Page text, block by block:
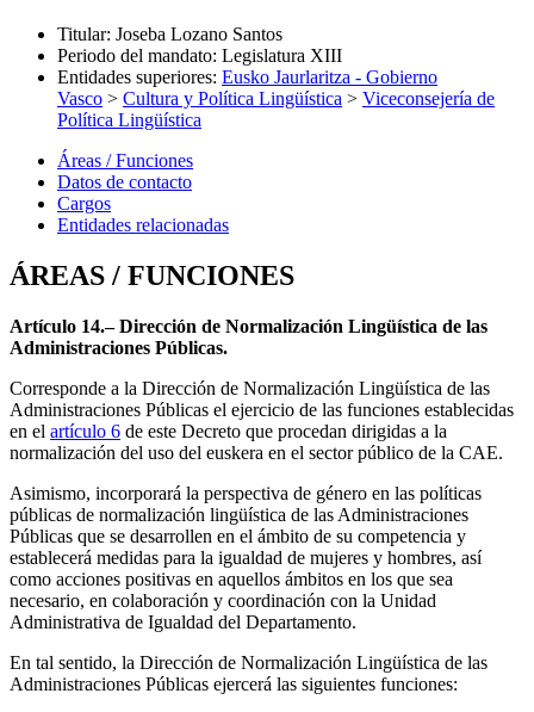
Titular: Joseba Lozano Santos
Periodo del mandato: Legislatura XIII
Entidades superiores: Eusko Jaurlaritza - Gobierno
Vasco > Cultura y Política Lingüística > Viceconsejería de
Política Lingüística
Áreas / Funciones
Datos de contacto
Cargos
Entidades relacionadas
ÁREAS / FUNCIONES
Artículo 14.– Dirección de Normalización Lingüística de las
Administraciones Públicas.
Corresponde a la Dirección de Normalización Lingüística de las
Administraciones Públicas el ejercicio de las funciones establecidas
en el artículo 6 de este Decreto que procedan dirigidas a la
normalización del uso del euskera en el sector público de la CAE.
Asimismo, incorporará la perspectiva de género en las políticas
públicas de normalización lingüística de las Administraciones
Públicas que se desarrollen en el ámbito de su competencia y
establecerá medidas para la igualdad de mujeres y hombres, así
como acciones positivas en aquellos ámbitos en los que sea
necesario, en colaboración y coordinación con la Unidad
Administrativa de Igualdad del Departamento.
En tal sentido, la Dirección de Normalización Lingüística de las
Administraciones Públicas ejercerá las siguientes funciones: